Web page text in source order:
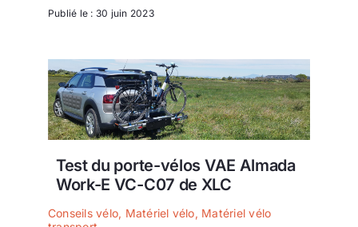
Publié le : 30 juin 2023
Test du porte-vélos VAE Almada
Work-E VC-C07 de XLC
Conseils vélo, Matériel vélo, Matériel vélo